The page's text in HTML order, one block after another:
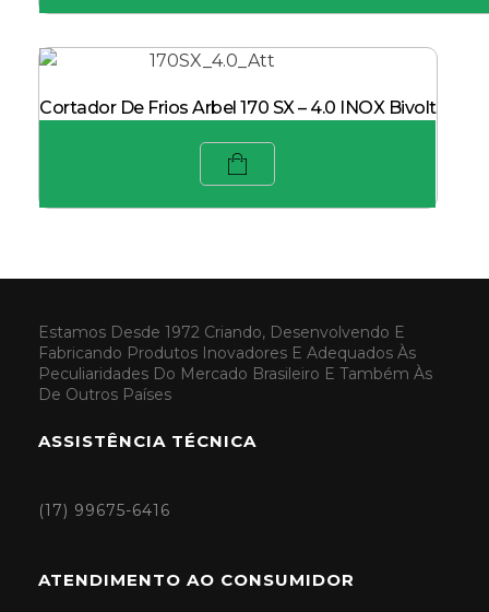
Cortador De Frios Arbel 170 SX – 4.0 INOX Bivolt
Estamos Desde 1972 Criando, Desenvolvendo E
Fabricando Produtos Inovadores E Adequados Às
Peculiaridades Do Mercado Brasileiro E Também Às
De Outros Países
ASSISTÊNCIA TÉCNICA
(17) 99675-6416
ATENDIMENTO AO CONSUMIDOR